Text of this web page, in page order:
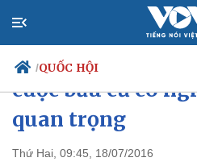
/QUỐC HỘI
Chính trị
Chủ tịch Quốc
cuộc bầu cử có
quan trọng
Thứ Hai, 09:45, 18/07/2016